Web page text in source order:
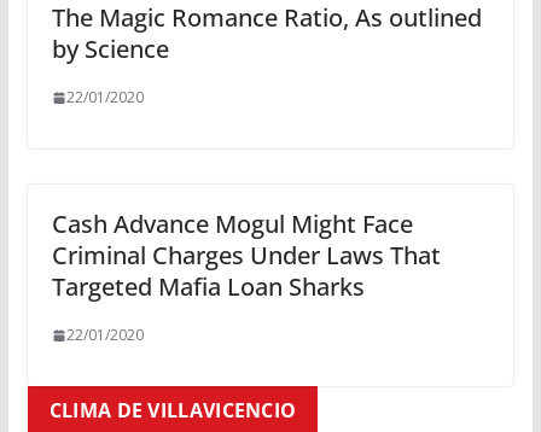
The Magic Romance Ratio, As outlined
by Science
22/01/2020
Cash Advance Mogul Might Face
Criminal Charges Under Laws That
Targeted Mafia Loan Sharks
22/01/2020
CLIMA DE VILLAVICENCIO